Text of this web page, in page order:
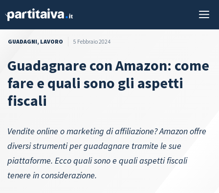
GUADAGNI, LAVORO 5 Febbraio 2024
Guadagnare con Amazon: come
fare e quali sono gli aspetti
fiscali
Vendite online o marketing di affiliazione? Amazon offre
diversi strumenti per guadagnare tramite le sue
piattaforme. Ecco quali sono e quali aspetti fiscali
tenere in considerazione.